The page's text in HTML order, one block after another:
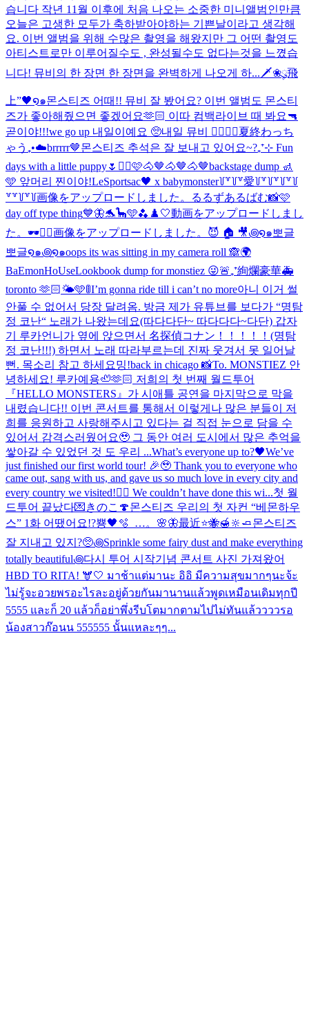
습니다 작년 11월 이후에 처음 나오는 소중한 미니앨범인만큼
오늘은 고생한 모두가 축하받아야하는 기쁜날이라고 생각해
요. 이번 앨범을 위해 수많은 촬영을 해왔지만 그 어떤 촬영도
아티스트로만 이루어질수도 , 완성될수도 없다는것을 느꼈습
니다! 뮤비의 한 장면 한 장면을 완벽하게 나오게 하... 🗡️❀ུ۪飛
上”🖤໑๑몬스티즈 어때!! 뮤비 잘 봤어요? 이번 앨범도 몬스티
즈가 좋아해줬으면 좋겠어요🫶🏻 이따 컴백라이브 때 봐요🔫
곧이야!!!we go up 내일이예요 🥺내일 뮤비 ❤️‍🔥❤️‍🔥夏終わっち
ゃう₊•☁️brrrrr🤎몬스티즈 추석은 잘 보내고 있어요~?₊⁺⊹ Fun
days with a little puppy🌷 ✌🏻🩷🐴🤎🐴🤎🐴🤎backstage dump 🚮
🩵 앞머리 찐이야!LeSportsac🖤 x babymonster꒦꒷꒦꒷愛꒦꒷꒦꒷꒦꒷꒦
꒷꒷꒦꒷꒦画像をアップロードしました。
るるずあるばむ📸🩷
day off type thing💙🦋🐬🦕🩵🫐 ♟️🤍動画をアップロードしまし
た。 🕶️✌🏻画像をアップロードしました。 😈 🏠 🎥꩜໑๑뽀글
뽀글໑๑꩜໑๑oops its was sitting in my camera roll 🙈🌍
BaEmonHoUseLookbook dump for monstiez 😜🚨₊⁺絢爛豪華🚑
toronto 🫶🏻🌤️🩵🚦I’m gonna ride till i can’t no more아니 이거 썰
안풀 수 없어서 당장 달려옴. 방금 제가 유튜브를 보다가 “명탐
정 코난“ 노래가 나왔는데요(따다다단~ 따다다다~다단) 갑자
기 루카언니가 옆에 앉으면서 名探偵コナン！！！！！(명탐
정 코난!!!) 하면서 노래 따라부르는데 진짜 웃겨서 못 일어날
뻔. 목소리 참고 하세요밍!back in chicago 📸To. MONSTIEZ 안
녕하세요! 루카예용🦥🫶🏻 저희의 첫 번째 월드투어
『HELLO MONSTERS』가 시애틀 공연을 마지막으로 막을
내렸습니다!! 이번 콘서트를 통해서 이렇게나 많은 분들이 저
희를 응원하고 사랑해주시고 있다는 걸 직접 눈으로 담을 수
있어서 감격스러웠어요🥹 그 동안 여러 도시에서 많은 추억을
쌓아갈 수 있었던 것 도 우리 ...What’s everyone up to?🖤We’ve
just finished our first world tour! 🎉🥹 Thank you to everyone who
came out, sang with us, and gave us so much love in every city and
every country we visited!❤️‍🔥 We couldn’t have done this wi...첫 월
드투어 끝났다💌 きのこ🍄몬스티즈 우리의 첫 자컨 “베몬하우
스” 1화 어땠어요!?뿅🖤 🫧_…。🌸🦋最近⭐️🐝🍯🔆🧈몬스티즈
잘 지내고 있지?🥺꩜Sprinkle some fairy dust and make everything
totally beautiful꩜다시 투어 시작기념 콘서트 사진 가져왔어
HBD TO RITA! 🫎🤍 มาช้าแต่มานะ อิอิ มีความสุขมากๆนะจ้ะ
ไม่รู้จะอวยพรอะไรละอยู่ด้วยกันมานานแล้วพูดเหมือนเดิมทุกปี
5555 และก็ 20 แล้วก็อย่าพึ่งรีบโตมากตามไปไม่ทันแล้ววววรอ
น้องสาวก๊อนน 555555 นั้นแหละๆๆ...